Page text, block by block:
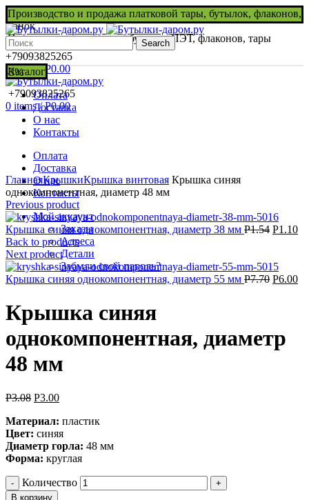
Производство и продажа платковой тары, бутылок, флаконов,
банок
Производство и продажа бутылок ПЭТ, флаконов, тары
Search
+79093825265
0items / Р0.00
+79093825265
0 items / Р0.00
Каталог
Оплата
Доставка
О нас
Контакты
Оплата
Доставка
О нас
Контакты
Мой аккаунт
Заказы
Адреса
Детали
Забыли свой пароль?
-3%
Нажмите, чтобы увеличить
ГлавнаяКрышкиКрышка винтовая Крышка синяя
однокомпонентная, диаметр 48 мм
Previous product
Крышка синяя однокомпонентная, диаметр 38 мм Р1.54 Р1.10
Back to products
Next product
Крышка синяя однокомпонентная, диаметр 55 мм Р7.70 Р6.00
Крышка синяя
однокомпонентная, диаметр
48 мм
Р3.08 Р3.00
Материал: пластик
Цвет: синяя
Диаметр горла: 48 мм
Форма: круглая
Количество
В корзину